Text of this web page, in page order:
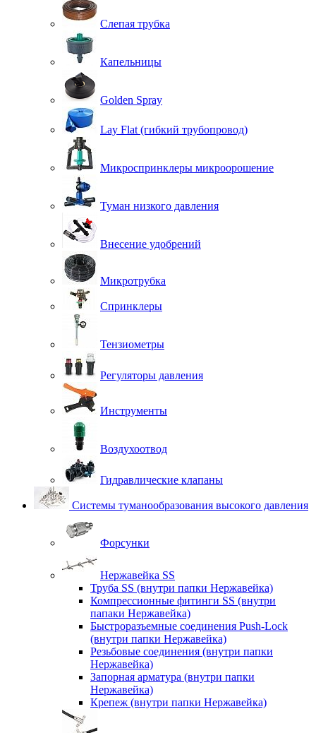
Слепая трубка
Капельницы
Golden Spray
Lay Flat (гибкий трубопровод)
Микроспринклеры микроорошение
Туман низкого давления
Внесение удобрений
Микротрубка
Спринклеры
Тензиометры
Регуляторы давления
Инструменты
Воздухоотвод
Гидравлические клапаны
Системы туманообразования высокого давления
Форсунки
Нержавейка SS
Труба SS (внутри папки Нержавейка)
Компрессионные фитинги SS (внутри
папаки Нержавейка)
Быстроразъемные соединения Push-Lock
(внутри папки Нержавейка)
Резьбовые соединения (внутри папки
Нержавейка)
Запорная арматура (внутри папки
Нержавейка)
Крепеж (внутри папки Нержавейка)